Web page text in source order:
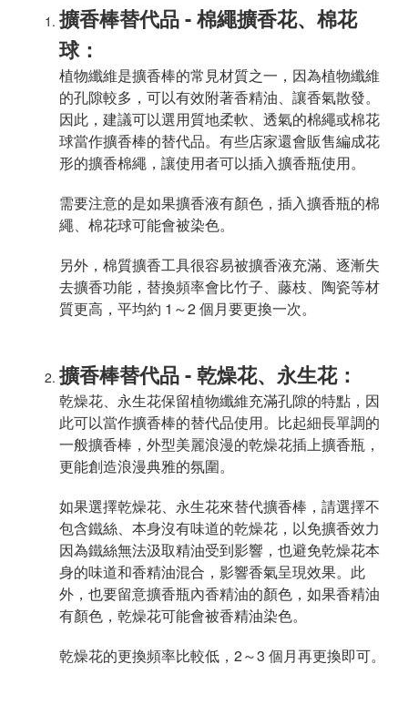
擴香棒替代品 - 棉繩擴香花、棉花
球：
植物纖維是擴香棒的常見材質之一，因為植物纖維
的孔隙較多，可以有效附著香精油、讓香氣散發。
因此，建議可以選用質地柔軟、透氣的棉繩或棉花
球當作擴香棒的替代品。有些店家還會販售編成花
形的擴香棉繩，讓使用者可以插入擴香瓶使用。
需要注意的是如果擴香液有顏色，插入擴香瓶的棉
繩、棉花球可能會被染色。
另外，棉質擴香工具很容易被擴香液充滿、逐漸失
去擴香功能，替換頻率會比竹子、藤枝、陶瓷等材
質更高，平均約 1～2 個月要更換一次。
擴香棒替代品 - 乾燥花、永生花：
乾燥花、永生花保留植物纖維充滿孔隙的特點，因
此可以當作擴香棒的替代品使用。比起細長單調的
一般擴香棒，外型美麗浪漫的乾燥花插上擴香瓶，
更能創造浪漫典雅的氛圍。
如果選擇乾燥花、永生花來替代擴香棒，請選擇不
包含鐵絲、本身沒有味道的乾燥花，以免擴香效力
因為鐵絲無法汲取精油受到影響，也避免乾燥花本
身的味道和香精油混合，影響香氣呈現效果。此
外，也要留意擴香瓶內香精油的顏色，如果香精油
有顏色，乾燥花可能會被香精油染色。
乾燥花的更換頻率比較低，2～3 個月再更換即可。